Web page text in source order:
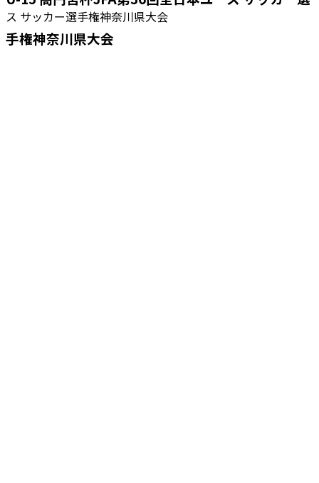
ス サッカー選手権神奈川県大会
手権神奈川県大会